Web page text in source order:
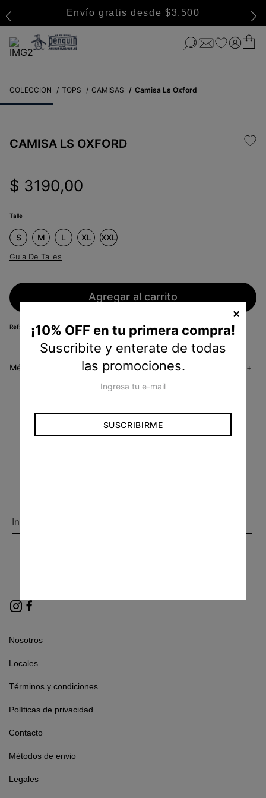
Envío gratis desde $3.500
COLECCION TOPS CAMISAS Camisa Ls Oxford
CAMISA LS OXFORD
$ 3190,00
Talle
S M L XL XXL
Guia De Talles
Agregar al carrito
WB00354600
Métodos de envío +
ENVÍO GRATIS
En compras superiores
a $3.500.
Nosotros
Locales
Términos y condiciones
Políticas de privacidad
Contacto
Métodos de envio
Legales
¡10% OFF en tu primera compra!
Suscribite y enterate de todas
las promociones.
SUSCRIBIRME
✕